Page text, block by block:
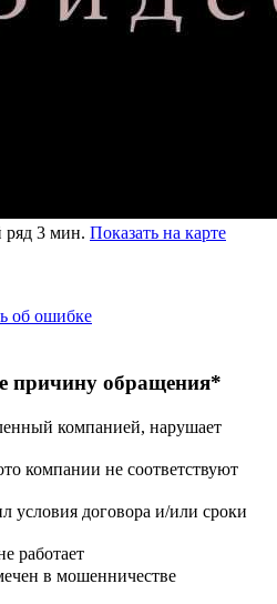
3 мин. Показать на карте
об ошибке
причину обращения*
компанией, нарушает
компании не соответствуют
условия договора и/или сроки
работает
в мошенничестве